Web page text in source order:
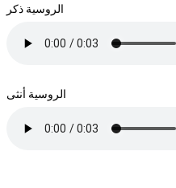
الروسية ذكر
الروسية أنثى